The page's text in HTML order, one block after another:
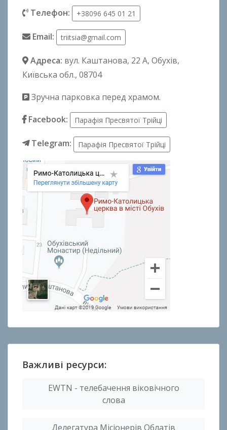
Телефон: +38096 645 01 21
Email: triitsia@gmail.com
Адреса: вул. Каштанова, 22 А, Обухів,
Київська обл., 08704
Зручна парковка перед храмом.
Facebook:
Парафія Пресвятої Трійці
Telegram: Парафія Пресвятої Трійці
Важливі ресурси:
EWTN - телебачення віковічного
слова
Делегатура Місіонерів Облатів